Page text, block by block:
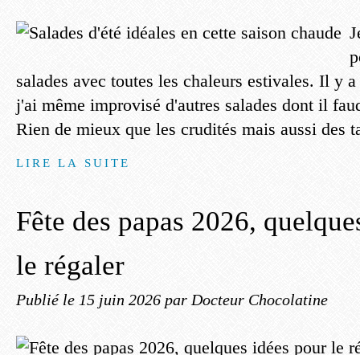
salades avec toutes les chaleurs estivales. Il y
j'ai même improvisé d'autres salades dont il
Rien de mieux que les crudités mais aussi des
LIRE LA SUITE
Fête des papas 2026,
le régaler
Publié le 15 juin 2026 par Docteur Chocolatine